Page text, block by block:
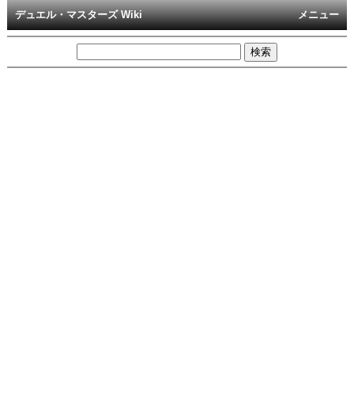
メニュー
デュエル・マスターズ Wiki